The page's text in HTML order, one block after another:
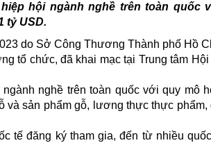
hội ngành nghề trên toàn quốc
tỷ USD.
do Sở Công Thương Thành phố Hồ
tổ chức, đã khai mạc tại Trung tâm
nghề trên toàn quốc với quy mô
và sản phẩm gỗ, lương thực thực phẩm,
tế đăng ký tham gia, đến từ nhiều